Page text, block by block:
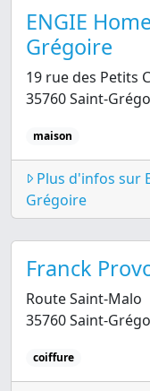
ENGIE
Grégoire
19 rue des Petits
35760 Saint-
maison
Plus d'infos sur
Grégoire
Franck
Route Saint-Malo
35760 Saint-
coiffure